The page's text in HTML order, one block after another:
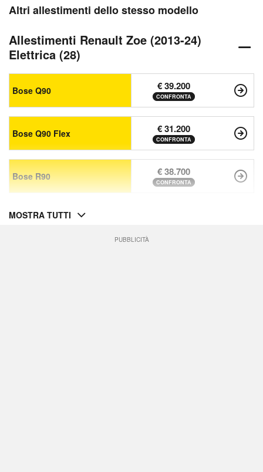
Altri allestimenti dello stesso modello
Allestimenti Renault Zoe (2013-24)
Elettrica (28)
Bose Q90 € 39.200
CONFRONTA
Bose Q90 Flex € 31.200
CONFRONTA
Bose R90 € 38.700
CONFRONTA
MOSTRA TUTTI
PUBBLICITÀ